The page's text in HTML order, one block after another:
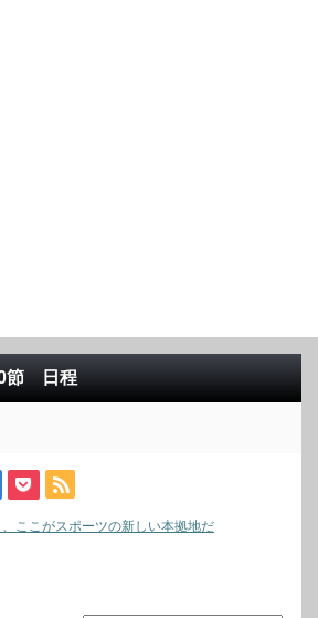
節 日程
ここがスポーツの新しい本拠地だ